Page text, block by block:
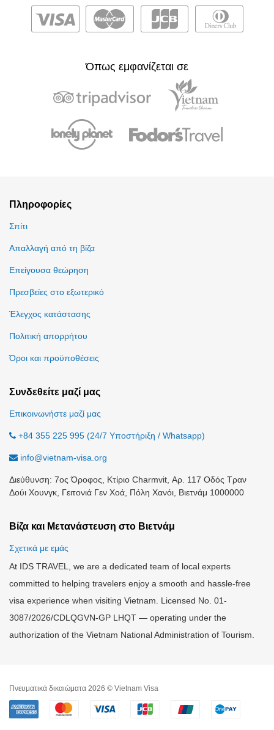
Όπως εμφανίζεται σε
Πληροφορίες
Σπίτι
Απαλλαγή από τη βίζα
Επείγουσα θεώρηση
Πρεσβείες στο εξωτερικό
Έλεγχος κατάστασης
Πολιτική απορρήτου
Όροι και προϋποθέσεις
Συνδεθείτε μαζί μας
Επικοινωνήστε μαζί μας
+84 355 225 995 (24/7 Υποστήριξη / Whatsapp)
info@vietnam-visa.org
Διεύθυνση: 7ος Όροφος, Κτίριο Charmvit, Αρ. 117 Οδός Τραν
Δούι Χουνγκ, Γειτονιά Γεν Χοά, Πόλη Χανόι, Βιετνάμ 1000000
Βίζα και Μετανάστευση στο Βιετνάμ
Σχετικά με εμάς
At IDS TRAVEL, we are a dedicated team of local experts
committed to helping travelers enjoy a smooth and hassle-free
visa experience when visiting Vietnam. Licensed No. 01-
3087/2026/CDLQGVN-GP LHQT — operating under the
authorization of the Vietnam National Administration of Tourism.
Πνευματικά δικαιώματα 2026 © Vietnam Visa